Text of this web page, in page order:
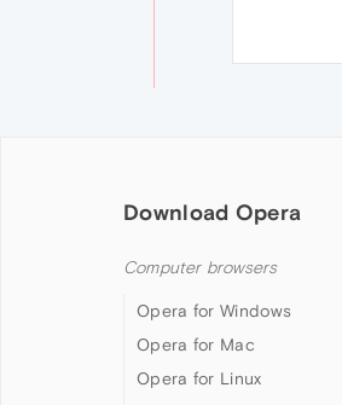
Download Opera
Computer browsers
Opera for Windows
Opera for Mac
Opera for Linux